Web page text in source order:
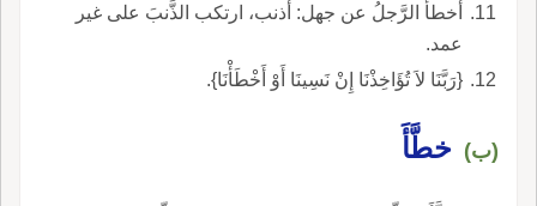
أخطأَ الرَّجلُ عن جهل: أذنب، ارتكب الذَّنبَ على غير
عمد.
{رَبَّنَا لاَ تُؤَاخِذْنَا إِنْ نَسِينَا أَوْ أَخْطَأْنَا}.
(ب) خطَّأَ